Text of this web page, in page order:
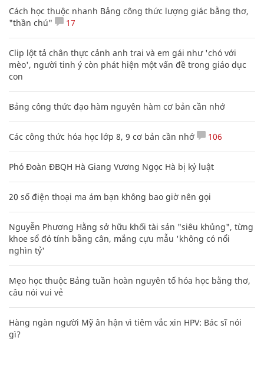
Cách học thuộc nhanh Bảng công thức lượng giác bằng thơ,
"thần chú"
17
Clip lột tả chân thực cảnh anh trai và em gái như 'chó với
mèo', người tinh ý còn phát hiện một vấn đề trong giáo dục
con
Bảng công thức đạo hàm nguyên hàm cơ bản cần nhớ
Các công thức hóa học lớp 8, 9 cơ bản cần nhớ 106
Phó Đoàn ĐBQH Hà Giang Vương Ngọc Hà bị kỷ luật
20 số điện thoại ma ám bạn không bao giờ nên gọi
Nguyễn Phương Hằng sở hữu khối tài sản "siêu khủng", từng
khoe sổ đỏ tính bằng cân, mắng cựu mẫu 'không có nổi
nghìn tỷ'
Mẹo học thuộc Bảng tuần hoàn nguyên tố hóa học bằng thơ,
câu nói vui vẻ
Hàng ngàn người Mỹ ân hận vì tiêm vắc xin HPV: Bác sĩ nói
gì?